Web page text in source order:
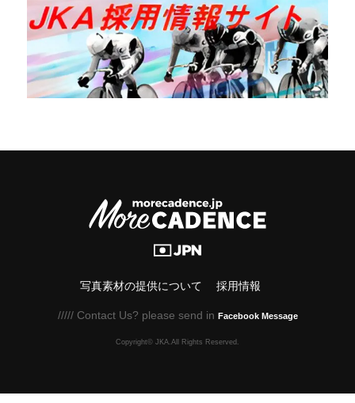
写真素材の提供について 採用情報
///// Contact Us? please send in Facebook Message
Copyright© JKA.All Rights Reserved.